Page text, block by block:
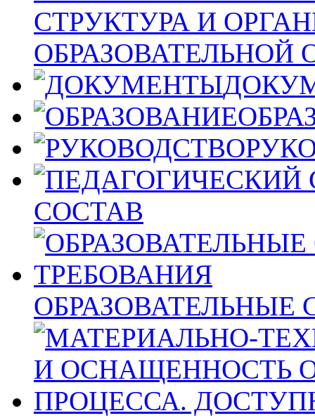
СТРУКТУРА И
ОБРАЗОВАТЕЛЬНОЙ
СОСТАВ
ОБРАЗОВАТЕЛЬНЫЕ